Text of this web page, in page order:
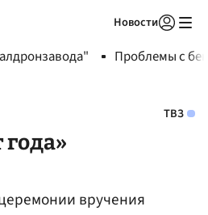
Новости
Проблемы с
ТВЗ
вручения